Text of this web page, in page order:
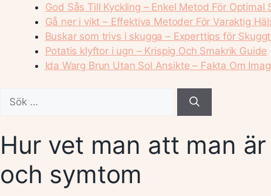
God Sås Till Kyckling – Enkel Metod För Optimal
Gå ner i vikt – Effektiva Metoder För Varaktig
Buskar som trivs i skugga – Experttips för
Potatis klyftor i ugn – Krispig Och Smakrik Guide
Ida Warg Brun Utan Sol Ansikte – Fakta Om
efter:
Hur vet man att man
och symtom